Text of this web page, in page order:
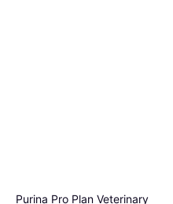
Purina Pro Plan Veterinary